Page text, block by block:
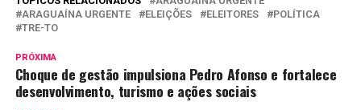
ARAGUAÍNA URGENTE
ELEIÇÕES ELEITORES
POLÍTICA
TRE-TO
PRÓXIMA
Choque de gestão impulsiona Pedro Afonso e fortalece
desenvolvimento, turismo e ações sociais